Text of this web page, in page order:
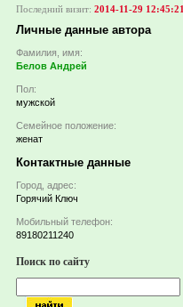
Последний визит: 2014-11-29 12:45:21
Личные данные автора
Фамилия, имя:
Белов Андрей
Пол:
мужской
Семейное положение:
женат
Контактные данные
Город, адрес:
Горячий Ключ
Мобильный телефон:
89180211240
Поиск по сайту